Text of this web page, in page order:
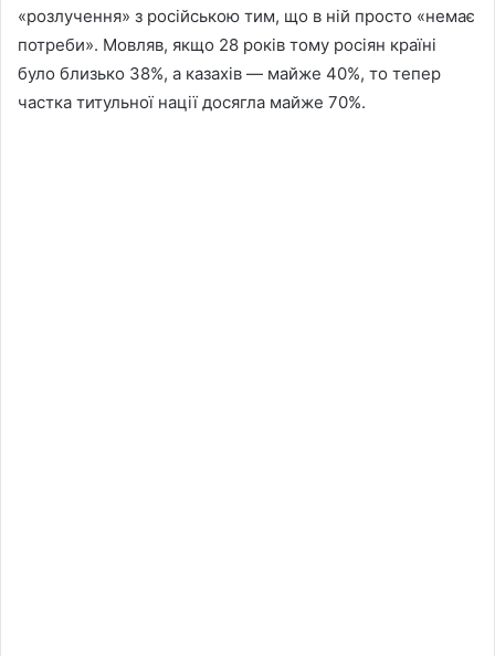
«розлучення» з російською тим, що в ній просто «немає
потреби». Мовляв, якщо 28 років тому росіян країні
було близько 38%, а казахів — майже 40%, то тепер
частка титульної нації досягла майже 70%.